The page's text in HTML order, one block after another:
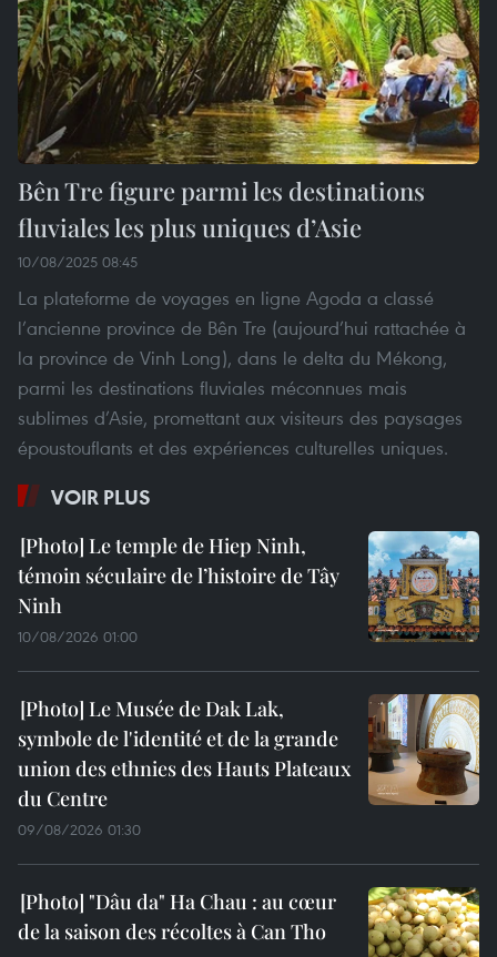
Bên Tre figure parmi les destinations
fluviales les plus uniques d’Asie
10/08/2025 08:45
La plateforme de voyages en ligne Agoda a classé
l’ancienne province de Bên Tre (aujourd’hui rattachée à
la province de Vinh Long), dans le delta du Mékong,
parmi les destinations fluviales méconnues mais
sublimes d’Asie, promettant aux visiteurs des paysages
époustouflants et des expériences culturelles uniques.
VOIR PLUS
Le temple de Hiep Ninh,
témoin séculaire de l’histoire de Tây
Ninh
10/08/2026 01:00
Le Musée de Dak Lak,
symbole de l'identité et de la grande
union des ethnies des Hauts Plateaux
du Centre
09/08/2026 01:30
"Dâu da" Ha Chau : au cœur
de la saison des récoltes à Can Tho